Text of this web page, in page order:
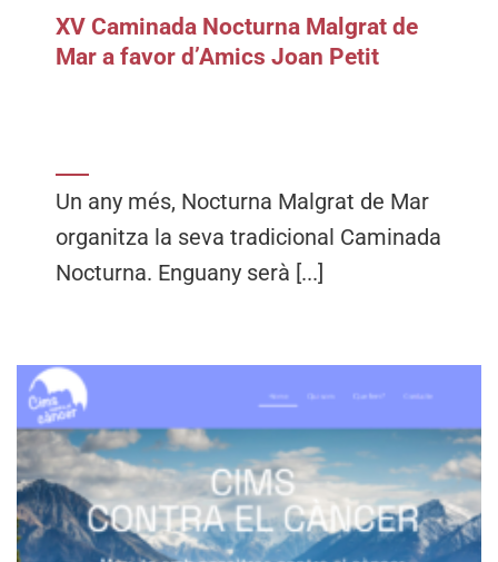
XV Caminada Nocturna Malgrat de
Mar a favor d’Amics Joan Petit
Un any més, Nocturna Malgrat de Mar
organitza la seva tradicional Caminada
Nocturna. Enguany serà [...]